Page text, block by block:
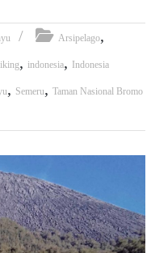
Arsipelago,
, indonesia, Indonesia
, Semeru, Taman Nasional Bromo